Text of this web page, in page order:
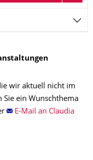
wir aktuell nicht im
ein Wunschthema
E-Mail an Claudia